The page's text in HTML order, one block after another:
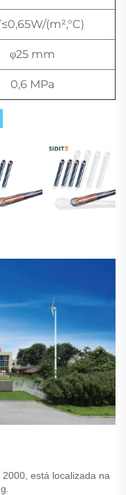
(m²,°C)
φ25 mm
0,6 MPa
está localizada na